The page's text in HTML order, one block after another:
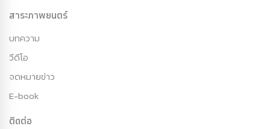
สาระภาพยนตร์
บทความ
วีดีโอ
จดหมายข่าว
E-book
ติดต่อ